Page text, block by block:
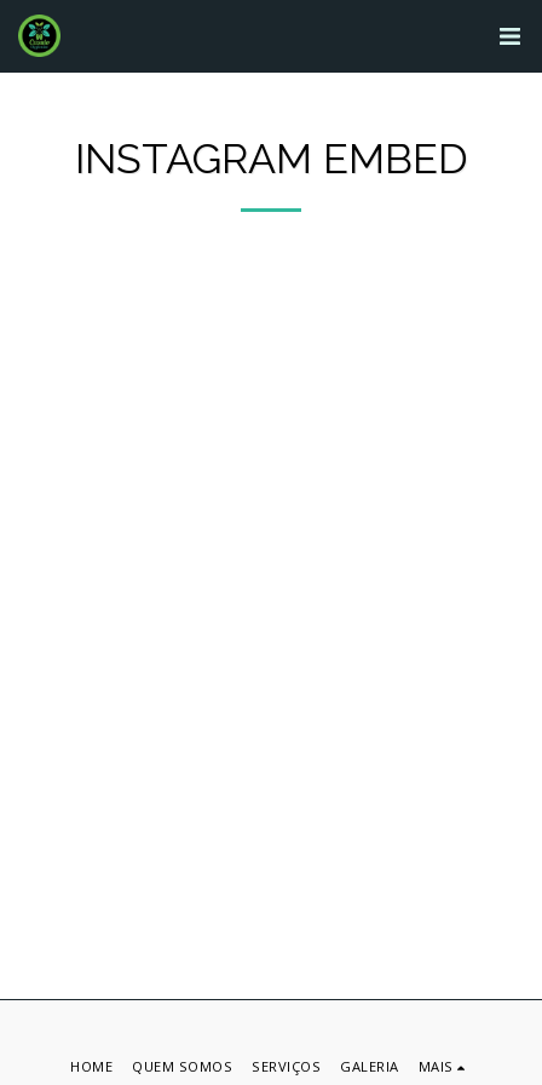
INSTAGRAM EMBED
HOME QUEM SOMOS SERVIÇOS GALERIA MAIS